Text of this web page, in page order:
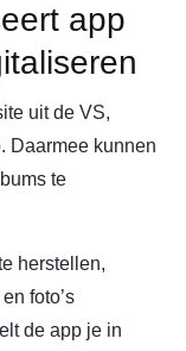
app
uit de VS,
Daarmee kunnen
te
herstellen,
foto’s
de app je in